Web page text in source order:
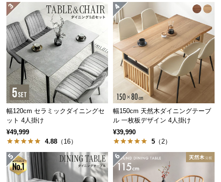
て
返
品・
キ
ャ
セ
ル
に
つ
い
て
幅120cm セラミックダイニングセ
ット 4人掛け
¥49,999
4.88 （16）
幅150cm 天然木ダイニングテーブ
ル 一枚板デザイン 4人掛け
¥39,990
5 （2）